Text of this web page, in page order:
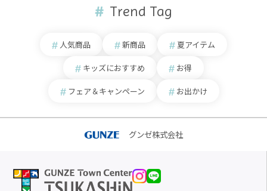
Trend Tag
人気商品 新商品 夏アイテム
キッズにおすすめ お得
フェア＆キャンペーン お出かけ
グンゼ株式会社